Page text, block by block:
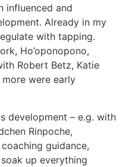
influenced and
Already in my
with tapping.
Ho’oponopono,
Robert Betz, Katie
more were early
development – e.g. with
Rinpoche,
guidance,
up everything